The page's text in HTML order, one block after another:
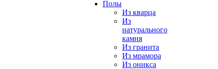
Полы
Из кварца
Из
натурального
камня
Из гранита
Из мрамора
Из оникса